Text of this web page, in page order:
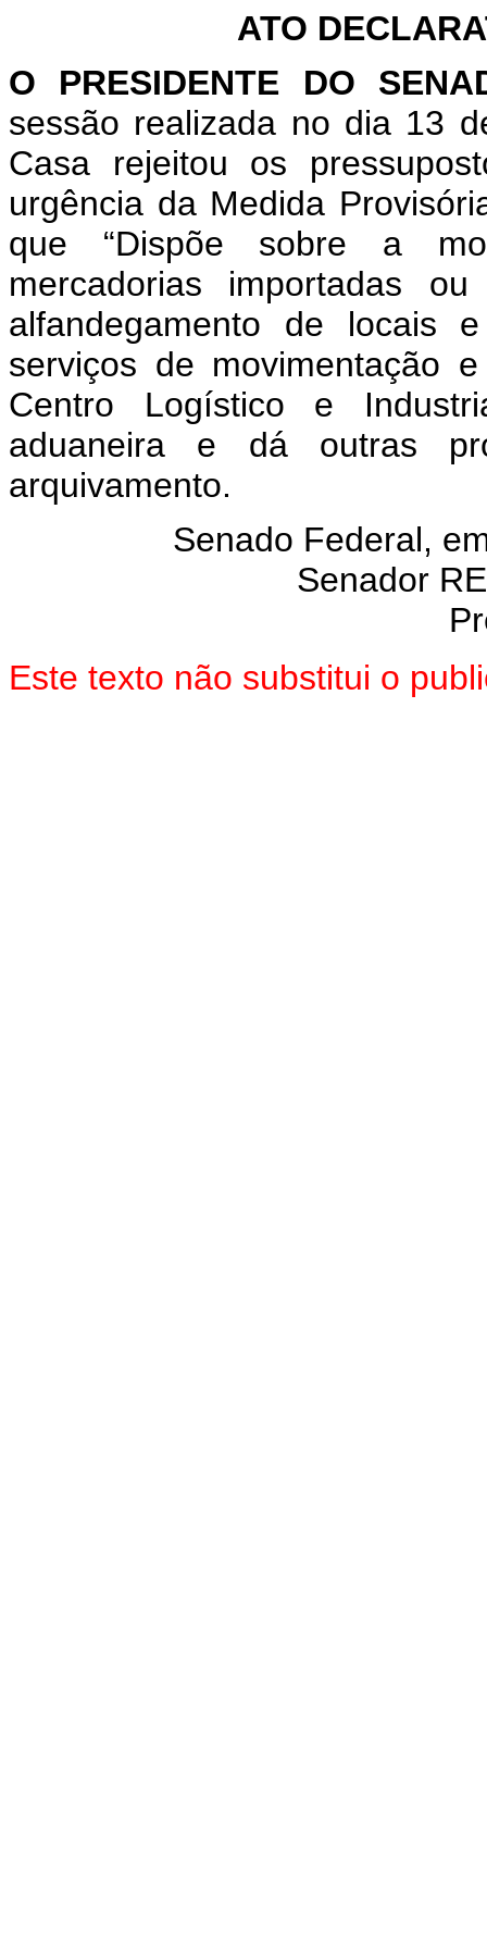
ATO
O PRESIDENTE DO
sessão realizada no dia 13
Casa rejeitou os
urgência da Medida
que “Dispõe sobre a
mercadorias importadas
alfandegamento de locais
serviços de movimentação
Centro Logístico e
aduaneira e dá outras
arquivamento.
Senado Federal,
Senador
Este texto não substitui o